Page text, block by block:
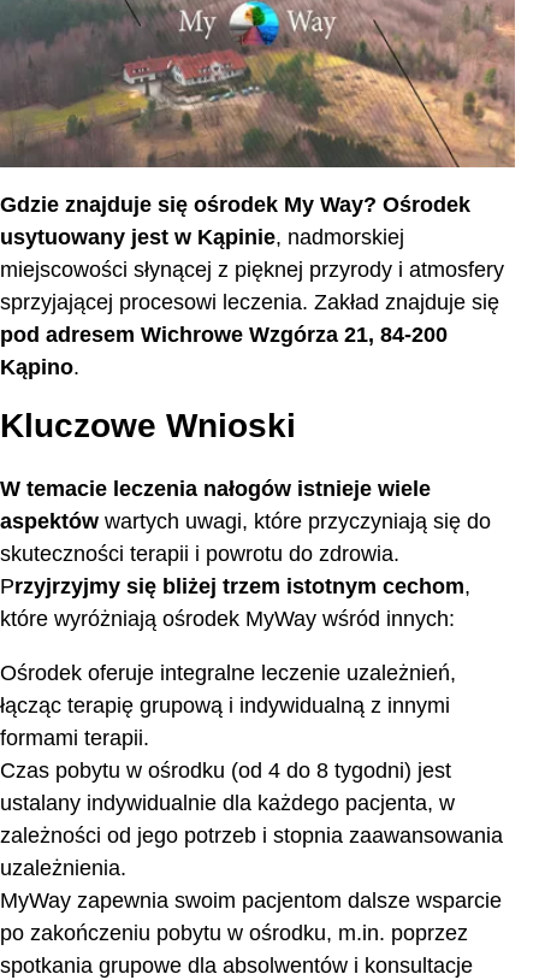
Detoks narkotykowy
Kontakt
Cennik
Inne ośrodki prywatne w Polsce
Gdzie znajduje się ośrodek My Way? Ośrodek
usytuowany jest w Kąpinie, nadmorskiej
miejscowości słynącej z pięknej przyrody i atmosfery
sprzyjającej procesowi leczenia. Zakład znajduje się
pod adresem Wichrowe Wzgórza 21, 84-200
Kąpino.
Kluczowe Wnioski
W temacie leczenia nałogów istnieje wiele
aspektów wartych uwagi, które przyczyniają się do
skuteczności terapii i powrotu do zdrowia.
Przyjrzyjmy się bliżej trzem istotnym cechom,
które wyróżniają ośrodek MyWay wśród innych:
Ośrodek oferuje integralne leczenie uzależnień,
łącząc terapię grupową i indywidualną z innymi
formami terapii.
Czas pobytu w ośrodku (od 4 do 8 tygodni) jest
ustalany indywidualnie dla każdego pacjenta, w
zależności od jego potrzeb i stopnia zaawansowania
uzależnienia.
MyWay zapewnia swoim pacjentom dalsze wsparcie
po zakończeniu pobytu w ośrodku, m.in. poprzez
spotkania grupowe dla absolwentów i konsultacje